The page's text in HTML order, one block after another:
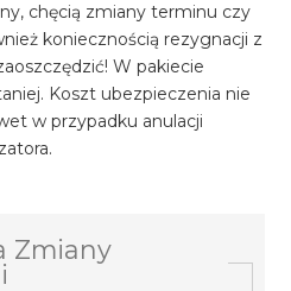
chęcią zmiany terminu czy
koniecznością rezygnacji z
W pakiecie
Koszt ubezpieczenia nie
w przypadku anulacji
Zmiany